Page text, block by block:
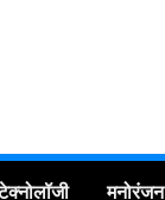
मनोरंजन